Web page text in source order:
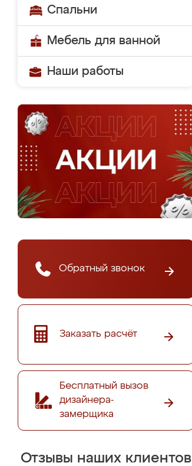
Спальни
Мебель для ванной
Наши работы
Обратный звонок
Заказать расчёт
Бесплатный вызов
дизайнера-
замерщика
Отзывы наших клиентов